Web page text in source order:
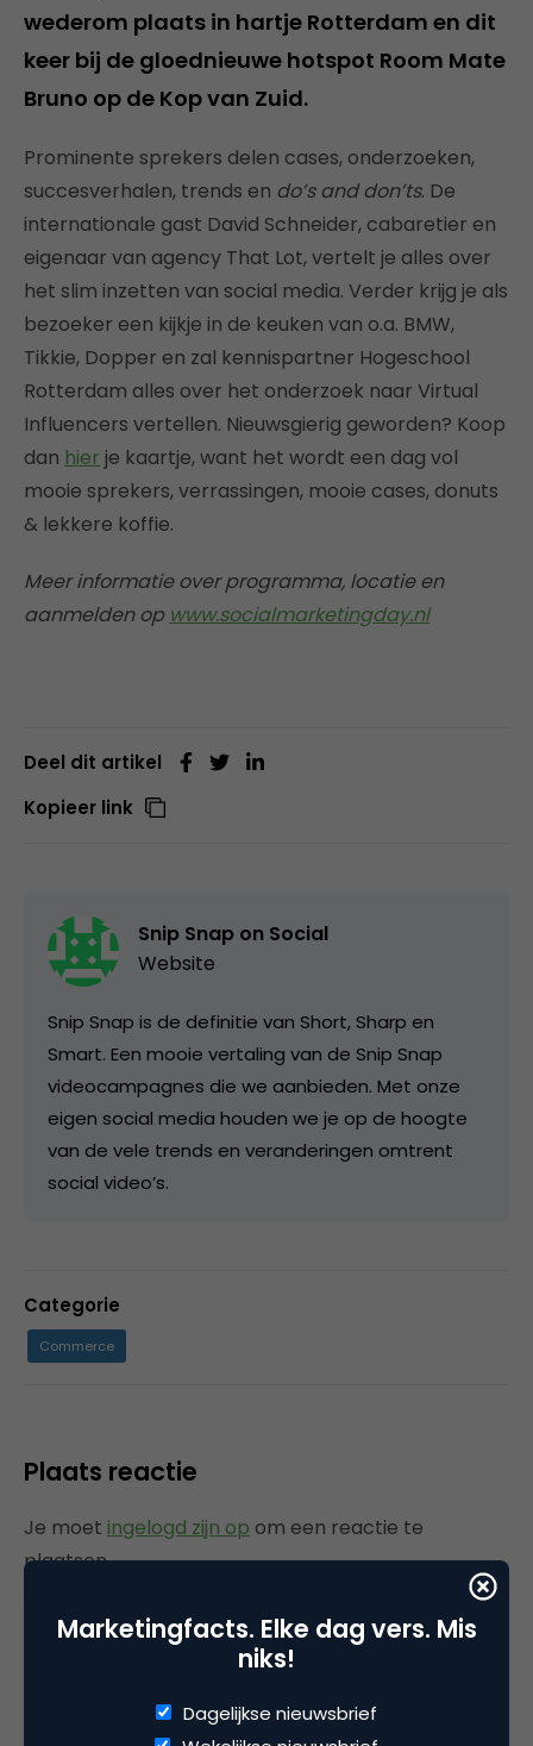
wederom plaats in hartje Rotterdam en dit
keer bij de gloednieuwe hotspot Room Mate
Bruno op de Kop van Zuid.
Prominente sprekers delen cases, onderzoeken,
succesverhalen, trends en do’s and don’ts. De
internationale gast David Schneider, cabaretier en
eigenaar van agency That Lot, vertelt je alles over
het slim inzetten van social media. Verder krijg je als
bezoeker een kijkje in de keuken van o.a. BMW,
Tikkie, Dopper en zal kennispartner Hogeschool
Rotterdam alles over het onderzoek naar Virtual
Influencers vertellen. Nieuwsgierig geworden? Koop
dan hier je kaartje, want het wordt een dag vol
mooie sprekers, verrassingen, mooie cases, donuts
& lekkere koffie.
Meer informatie over programma, locatie en
aanmelden op www.socialmarketingday.nl
Deel dit artikel
Kopieer link
Snip Snap on Social
Website
Snip Snap is de definitie van Short, Sharp en
Smart. Een mooie vertaling van de Snip Snap
videocampagnes die we aanbieden. Met onze
eigen social media houden we je op de hoogte
van de vele trends en veranderingen omtrent
social video’s.
Categorie
Commerce
Plaats reactie
Je moet ingelogd zijn op om een reactie te
plaatsen.
Marketingfacts. Elke dag vers. Mis
niks!
Dagelijkse nieuwsbrief